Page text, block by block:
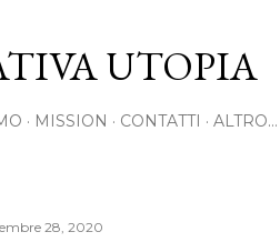
UTOPIA
MISSION CONTATTI ALTRO…
28, 2020